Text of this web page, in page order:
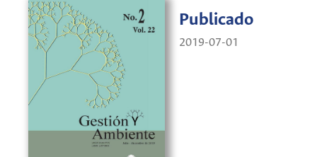
Publicado
2019-07-01